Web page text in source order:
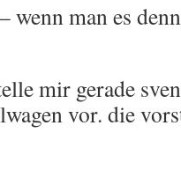
wenn man es
mir gerade
vor. die